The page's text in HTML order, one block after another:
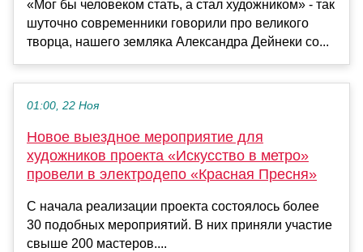
«Мог бы человеком стать, а стал художником» - так
шуточно современники говорили про великого
творца, нашего земляка Александра Дейнеки со...
01:00, 22 Ноя
Новое выездное мероприятие для
художников проекта «Искусство в метро»
провели в электродепо «Красная Пресня»
С начала реализации проекта состоялось более
30 подобных мероприятий. В них приняли участие
свыше 200 мастеров....